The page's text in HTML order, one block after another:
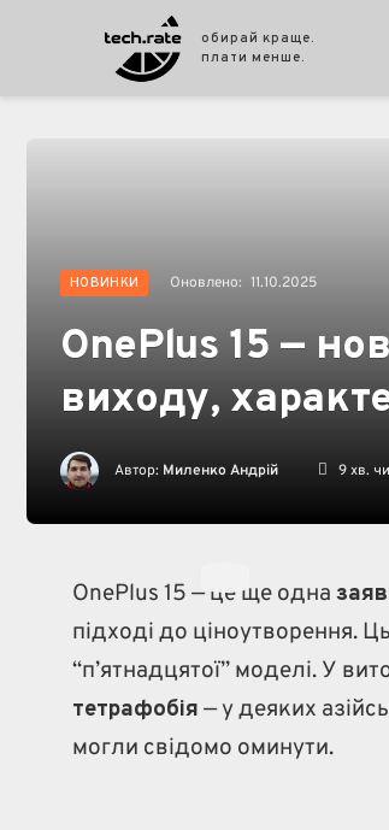
обирай краще.
плати менше.
НОВИНКИ Оновлено: 11.10.2025
OnePlus 15 —
виходу,
Автор: Миленко Андрій 9 хв.
OnePlus 15 — це ще одна
підході до ціноутворення.
“п’ятнадцятої” моделі. У
тетрафобія — у деяких
могли свідомо оминути.